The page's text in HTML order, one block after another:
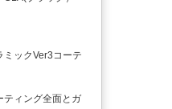
ックVer3コーテ
ティング全面とガ